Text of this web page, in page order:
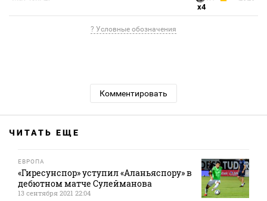
x4
? Условные обозначения
Комментировать
ЧИТАТЬ ЕЩЕ
ЕВРОПА
«Гиресунспор» уступил «Аланьяспору» в
дебютном матче Сулейманова
13 сентября 2021 22:04